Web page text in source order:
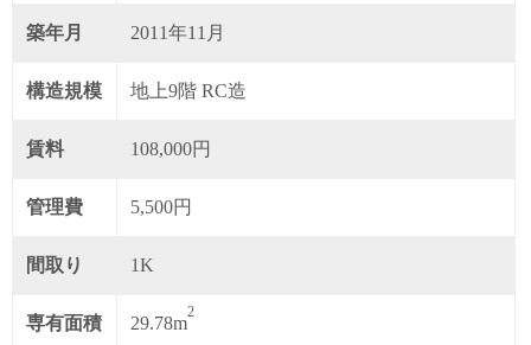
築年月 2011年11月
構造規模 地上9階 RC造
賃料 108,000円
管理費 5,500円
間取り 1K
専有面積 29.78m
2